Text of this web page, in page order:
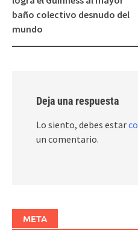
baño colectivo desnudo del
mundo
Deja una respuesta
Lo siento, debes estar
un comentario.
META